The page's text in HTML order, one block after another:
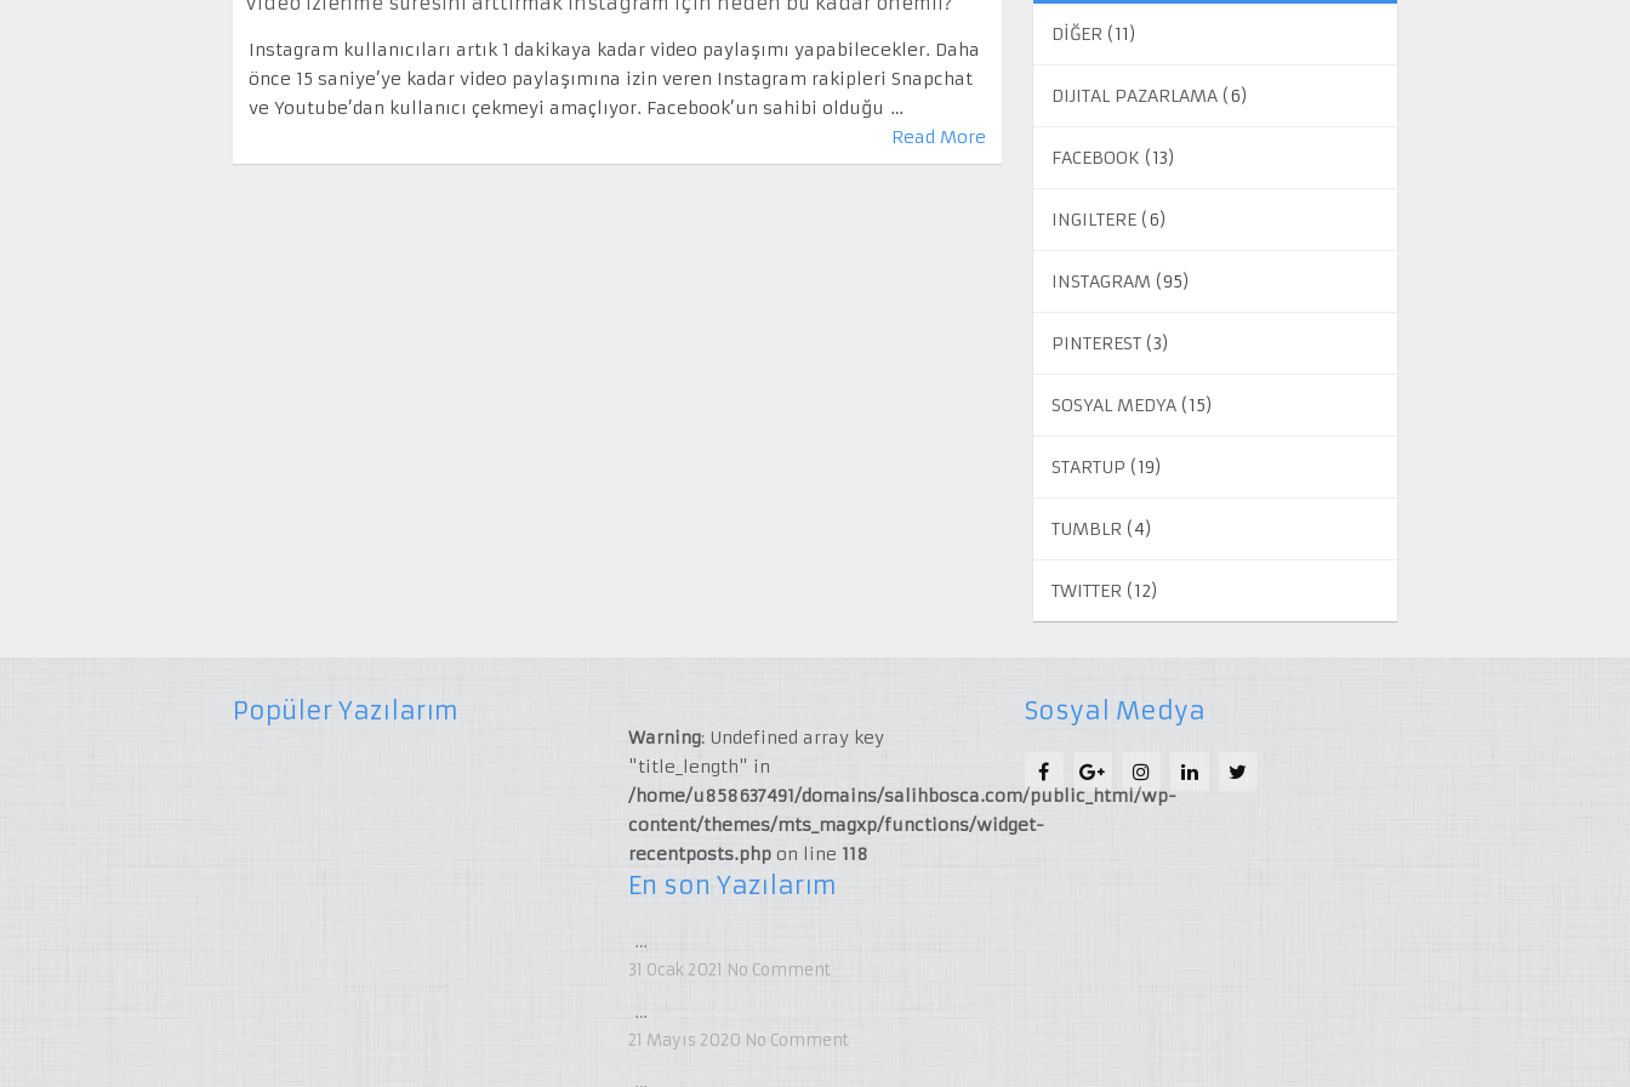
Instagram kullanıcıları artık 1 dakikaya kadar video paylaşımı yapabilecekler. Daha
önce 15 saniye’ye kadar video paylaşımına izin veren Instagram rakipleri Snapchat
ve Youtube’dan kullanıcı çekmeyi amaçlıyor. Facebook’un sahibi olduğu …
Read More
DİĞER (11)
DIJITAL PAZARLAMA (6)
FACEBOOK (13)
INGILTERE (6)
INSTAGRAM (95)
PINTEREST (3)
SOSYAL MEDYA (15)
STARTUP (19)
TUMBLR (4)
TWITTER (12)
Popüler Yazılarım
Warning: Undefined array key
"title_length" in
/home/u858637491/domains/salihbosca.com/public_html/wp-
content/themes/mts_magxp/functions/widget-
recentposts.php on line 118
En son Yazılarım
…
31 Ocak 2021 No Comment
…
21 Mayıs 2020 No Comment
…
Sosyal Medya